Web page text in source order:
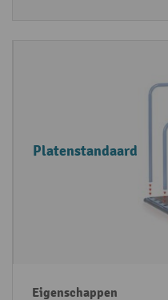
Platenstandaard